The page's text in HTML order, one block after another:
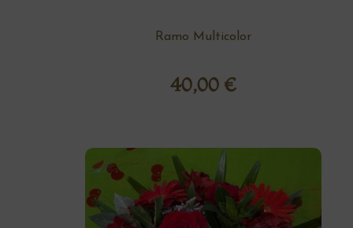
Ramo Multicolor
40,00 €